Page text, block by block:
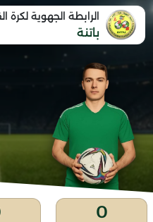
الرابطة الجهوية لكرة
باتنة
0